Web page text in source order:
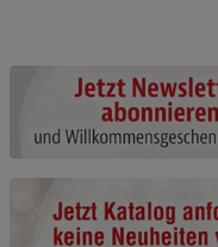
Beschreibung
Funktionale
Beschreibung